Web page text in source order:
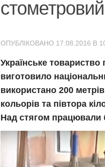
ОПУБЛІКОВАНО 17.08.2016 В
Українське товариство
виготовило
використано 200
кольорів та півтора
Над стягом працювали